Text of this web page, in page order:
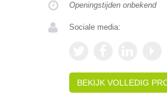
Openingstijden onbekend
Sociale media:
BEKIJK VOLLEDIG